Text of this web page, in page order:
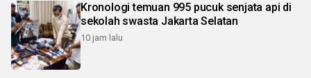
Kronologi temuan 995 pucuk senjata api di
sekolah swasta Jakarta Selatan
10 jam lalu